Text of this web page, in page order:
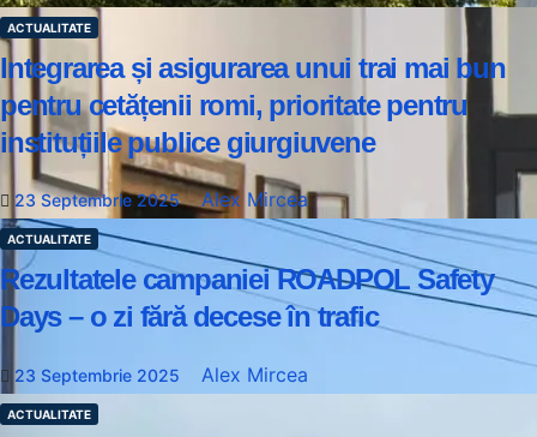
ACTUALITATE
Integrarea și asigurarea unui trai mai bun
pentru cetățenii romi, prioritate pentru
instituțiile publice giurgiuvene
23 Septembrie 2025 Alex Mircea
ACTUALITATE
Rezultatele campaniei ROADPOL Safety
Days – o zi fără decese în trafic
23 Septembrie 2025 Alex Mircea
ACTUALITATE